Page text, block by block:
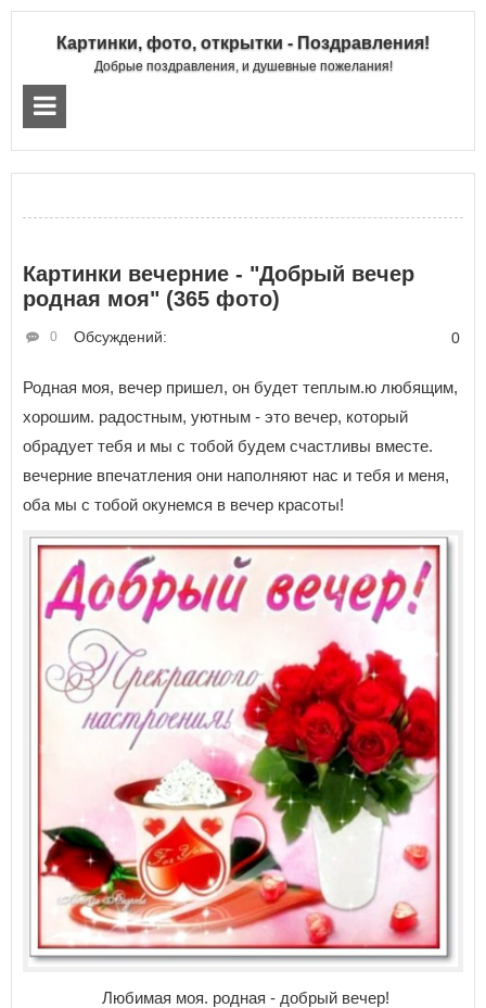
Картинки, фото, открытки - Поздравления!
Добрые поздравления, и душевные пожелания!
Картинки вечерние - "Добрый вечер
родная моя" (365 фото)
Обсуждений:
0 0
Родная моя, вечер пришел, он будет теплым.ю любящим,
хорошим. радостным, уютным - это вечер, который
обрадует тебя и мы с тобой будем счастливы вместе.
вечерние впечатления они наполняют нас и тебя и меня,
оба мы с тобой окунемся в вечер красоты!
Любимая моя. родная - добрый вечер!